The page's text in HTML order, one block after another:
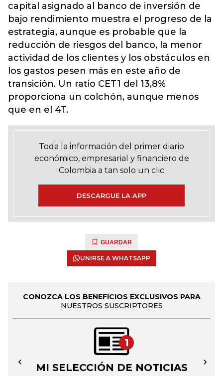
capital asignado al banco de inversión de
bajo rendimiento muestra el progreso de la
estrategia, aunque es probable que la
reducción de riesgos del banco, la menor
actividad de los clientes y los obstáculos en
los gastos pesen más en este año de
transición. Un ratio CET1 del 13,8%
proporciona un colchón, aunque menos
que en el 4T.
Toda la información del primer diario
económico, empresarial y financiero de
Colombia a tan solo un clic
DESCARGUE LA APP
GUARDAR
UNIRSE A WHATSAPP
CONOZCA LOS BENEFICIOS EXCLUSIVOS PARA
NUESTROS SUSCRIPTORES
1
MI SELECCIÓN DE NOTICIAS
← →